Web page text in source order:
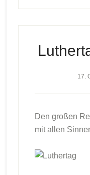
17.
Den großen
mit allen